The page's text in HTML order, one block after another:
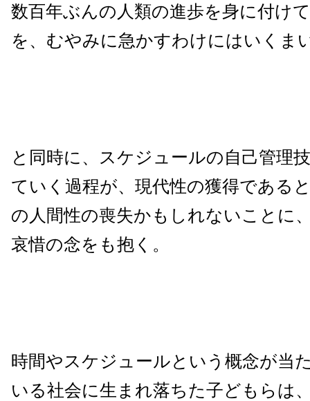
数百年ぶんの人類の進歩を身に付け
を、むやみに急かすわけにはいくま
と同時に、スケジュールの自己管理
ていく過程が、現代性の獲得である
の人間性の喪失かもしれないことに
哀惜の念をも抱く。
時間やスケジュールという概念が当
いる社会に生まれ落ちた子どもらは